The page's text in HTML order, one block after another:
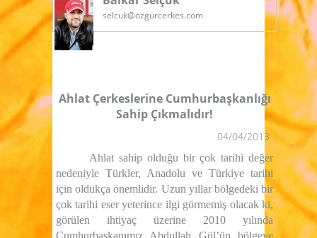
selcuk@ozgurcerkes.com
Ahlat Çerkeslerine Cumhurbaşkanlığı
Sahip Çıkmalıdır!
04/04/2013
Ahlat sahip olduğu bir çok tarihi değer
nedeniyle Türkler, Anadolu ve Türkiye tarihi
için oldukça önemlidir. Uzun yıllar bölgedeki bir
çok tarihi eser yeterince ilgi görmemiş olacak ki,
görülen ihtiyaç üzerine 2010 yılında
Cumhurbaşkanımız Abdullah Gül’ün bölgeye